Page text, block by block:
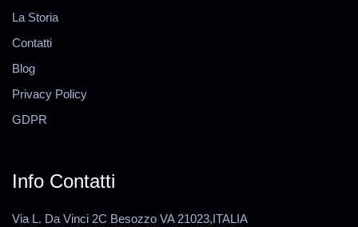
La Storia
Contatti
Blog
Privacy Policy
GDPR
Info Contatti
Via L. Da Vinci 2C Besozzo VA 21023,ITALIA